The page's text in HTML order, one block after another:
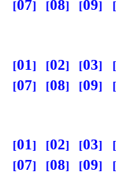
07 08 09
01 02 03
07
08 09
01 02 03
07
08 09